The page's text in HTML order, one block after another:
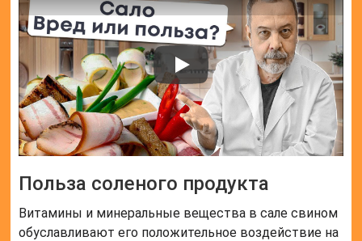
Польза соленого продукта
Витамины и минеральные вещества в сале свином
обуславливают его положительное воздействие на